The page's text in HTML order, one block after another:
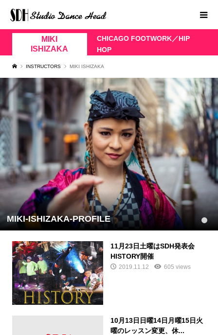
MIKI
ISHIZAKA
CHICAGO FOOTWORK／HIP
HOP
INSTRUCTORS MIKI ISHIZAKA
MIKI-ISHIZAKA-PROFILE 1
11月23日土曜はSDH発表会
HISTORY開催
2019.11.12 605 views
10月13日日曜14日月曜15日火
曜のレッスン変更、休...